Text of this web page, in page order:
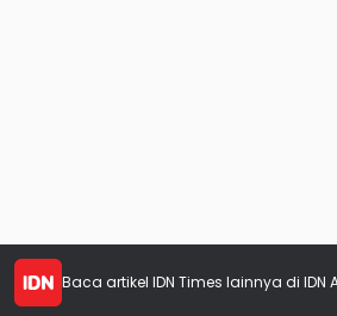
Baca artikel IDN Times lainnya di IDN